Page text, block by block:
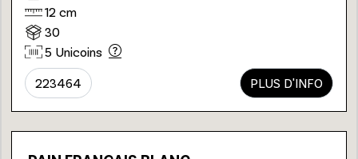
12 cm
30
5 Unicoins
223464 PLUS D'INFO